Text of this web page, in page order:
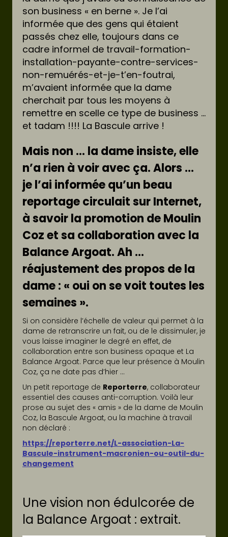
son business « en berne ». Je l’ai
informée que des gens qui étaient
passés chez elle, toujours dans ce
cadre informel de travail-formation-
installation-payante-contre-services-
non-remuérés-et-je-t’en-foutrai,
m’avaient informée que la dame
cherchait par tous les moyens à
remettre en scelle ce type de business …
et tadam !!!! La Bascule arrive !
Mais non … la dame insiste, elle
n’a rien à voir avec ça. Alors …
je l’ai informée qu’un beau
reportage circulait sur Internet,
à savoir la promotion de Moulin
Coz et sa collaboration avec la
Balance Argoat. Ah …
réajustement des propos de la
dame : « oui on se voit toutes les
semaines ».
Si on considère l’échelle de valeur qui permet à la
dame de retranscrire un fait, ou de le dissimuler, je
vous laisse imaginer le degré en effet, de
collaboration entre son business opaque et La
Balance Argoat. Parce que leur présence à Moulin
Coz, ça ne date pas d’hier …
Un petit reportage de Reporterre, collaborateur
essentiel des causes anti-corruption. Voilà leur
prose au sujet des « amis » de la dame de Moulin
Coz, la Bascule Argoat, ou la machine à travail
non déclaré :
https://reporterre.net/L-association-La-
Bascule-instrument-macronien-ou-outil-du-
changement
Une vision non édulcorée de
la Balance Argoat : extrait.